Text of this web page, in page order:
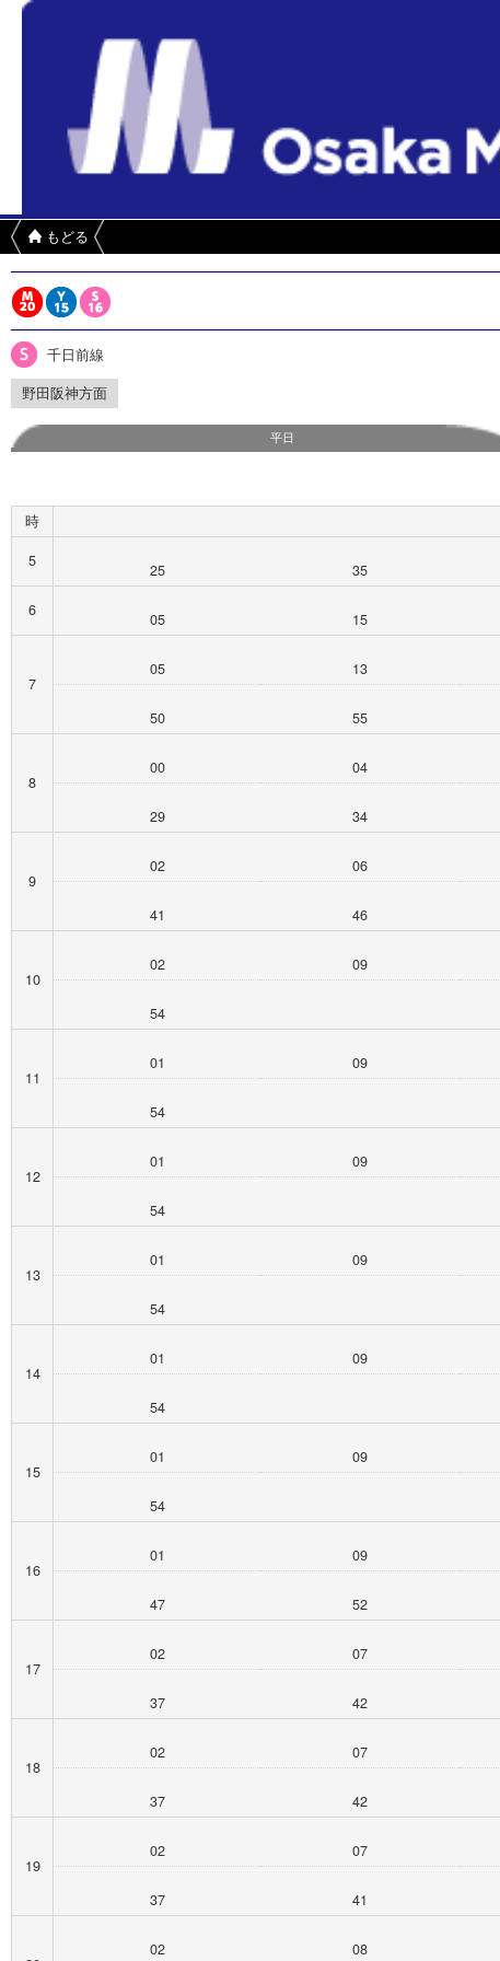
もどる
千日前線
野田阪神方面
平日
時
5
25 35
6
05 15
7
05 13
50 55
8
00 04
29 34
9
02 06
41 46
10
02 09
54
11
01 09
54
12
01 09
54
13
01 09
54
14
01 09
54
15
01 09
54
16
01 09
47 52
17
02 07
37 42
18
02 07
37 42
19
02 07
37 41
02 08